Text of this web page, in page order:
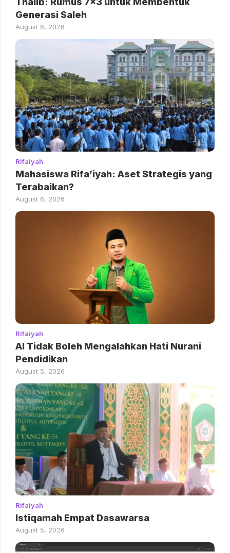
Generasi Saleh
August 6, 2026
Rifaiyah
Mahasiswa Rifa’iyah: Aset Strategis yang
Terabaikan?
August 6, 2026
Rifaiyah
AI Tidak Boleh Mengalahkan Hati Nurani
Pendidikan
August 5, 2026
Rifaiyah
Istiqamah Empat Dasawarsa
August 5, 2026